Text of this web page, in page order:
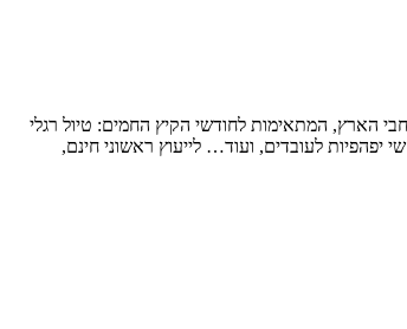
הארץ, המתאימות לחודשי הקיץ החמים: טיול רגלי
יפהפיות לעובדים, ועוד… לייעוץ ראשוני חינם,